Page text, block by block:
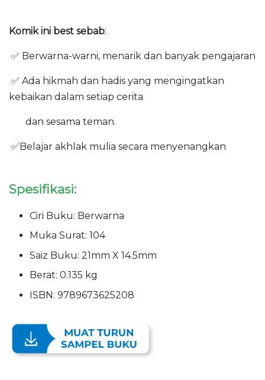
Komik ini best sebab:
✅ Berwarna-warni, menarik dan banyak pengajaran
✅ Ada hikmah dan hadis yang mengingatkan
kebaikan dalam setiap cerita
dan sesama teman.
✅Belajar akhlak mulia secara menyenangkan
Spesifikasi:
Ciri Buku: Berwarna
Muka Surat: 104
Saiz Buku: 21mm X 14.5mm
Berat: 0.135 kg
ISBN: 9789673625208